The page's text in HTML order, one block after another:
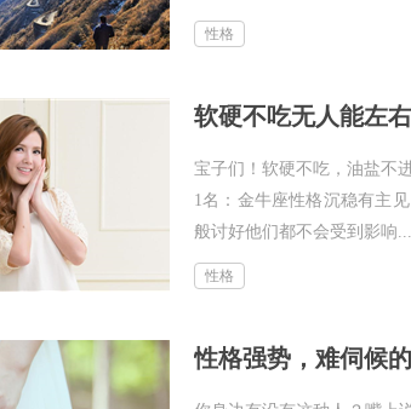
性格
软硬不吃无人能左
宝子们！软硬不吃，油盐不
1名：金牛座性格沉稳有主
般讨好他们都不会受到影响...
性格
性格强势，难伺候